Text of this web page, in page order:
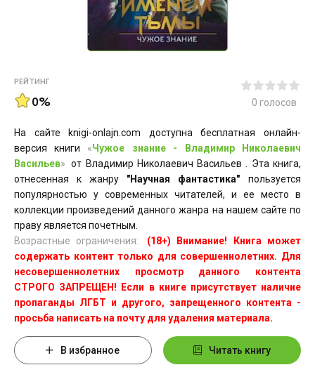
РЕЙТИНГ
0% 0 голосов
На сайте knigi-onlajn.com доступна бесплатная онлайн-
версия книги «Чужое знание - Владимир Николаевич
Васильев» от Владимир Николаевич Васильев . Эта книга,
отнесенная к жанру "Научная фантастика" пользуется
популярностью у современных читателей, и ее место в
коллекции произведений данного жанра на нашем сайте по
праву является почетным.
Возрастные ограничения:
(18+) Внимание! Книга может
содержать контент только для совершеннолетних. Для
несовершеннолетних просмотр данного контента
СТРОГО ЗАПРЕЩЕН! Если в книге присутствует наличие
пропаганды ЛГБТ и другого, запрещенного контента -
просьба написать на почту для удаления материала.
В избранное Читать книгу